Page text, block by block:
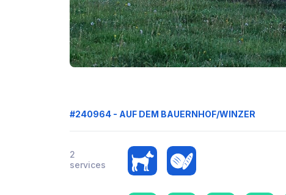
#240964 - AUF DEM BAUERNHOF/WINZER
2
services